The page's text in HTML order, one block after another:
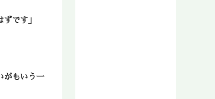
です」
がもいう一